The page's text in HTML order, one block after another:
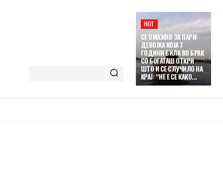
HOT
СЕ ОМАЖИВ ЗА ПАРИ:
ДЕВОЈКА КОЈА 7
ГОДИНИ БИЛА ВО БРАК
СО БОГАТАШ ОТКРИ
ШТО И СЕ СЛУЧИЛО НА
КРАЈ: “НЕ Е СЕ КАКО...